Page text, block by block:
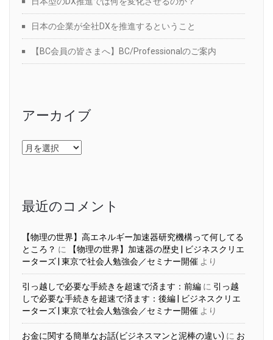
日本の企業が全社DXを推進するということ
【BC会員の皆さまへ】BC/Professionalのご案内
アーカイブ
ア
ー
最近のコメント
【物理の世界】高エネルギー加速器研究機構って何してる
ところ？ に
【物理の世界】加速器の歴史 | ビジネスクリエ
ーターズ | 東京で社会人勉強会／セミナー開催 より
引っ越しで必要な手続きを超速で済ます：前編 に 引っ越
しで必要な手続きを超速で済ます：後編 | ビジネスクリエ
ーターズ | 東京で社会人勉強会／セミナー開催 より
お金に関する簡単なお話(ビジネスマンと泥棒の違い) に お